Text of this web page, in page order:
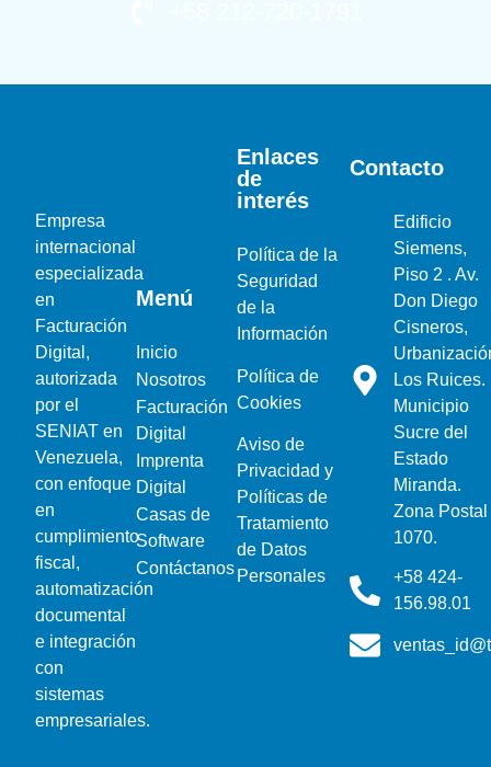
Empresa
internacional
especializada
en
Facturación
Digital,
autorizada
por el
SENIAT en
Venezuela,
con enfoque
en
cumplimiento
fiscal,
automatización
documental
e integración
con
sistemas
empresariales.
Menú
Inicio
Nosotros
Facturación
Digital
Imprenta
Digital
Casas de
Software
Contáctanos
Enlaces
de
interés
Política de la
Seguridad
de la
Información
Política de
Cookies
Aviso de
Privacidad y
Políticas de
Tratamiento
de Datos
Personales
Contacto
Edificio
Siemens,
Piso 2 . Av.
Don Diego
Cisneros,
Los Ruices.
Municipio
Sucre del
Estado
Miranda.
Zona Postal
1070.
+58 424-
156.98.01